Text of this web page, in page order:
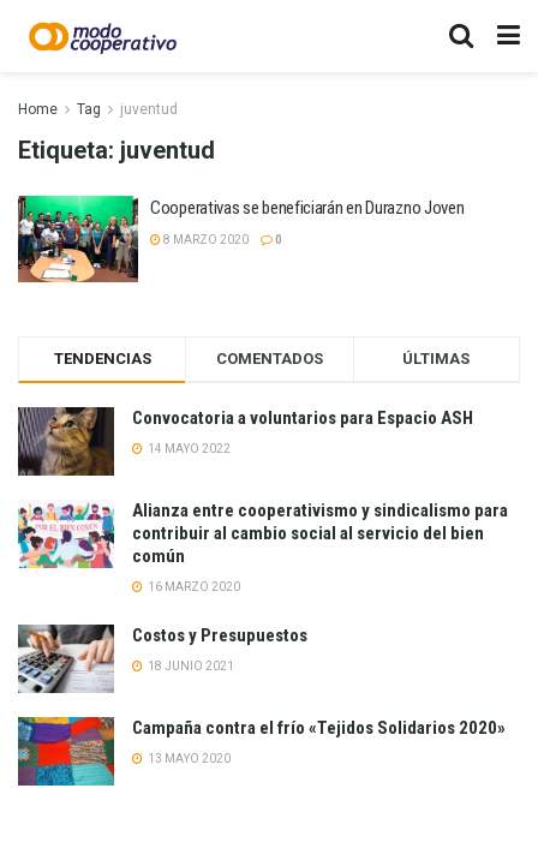
Home Tag juventud
Etiqueta: juventud
Cooperativas se beneficiarán en Durazno Joven
8 MARZO 2020 0
TENDENCIAS COMENTADOS ÚLTIMAS
Convocatoria a voluntarios para Espacio ASH
14 MAYO 2022
Alianza entre cooperativismo y sindicalismo para
contribuir al cambio social al servicio del bien
común
16 MARZO 2020
Costos y Presupuestos
18 JUNIO 2021
Campaña contra el frío «Tejidos Solidarios 2020»
13 MAYO 2020